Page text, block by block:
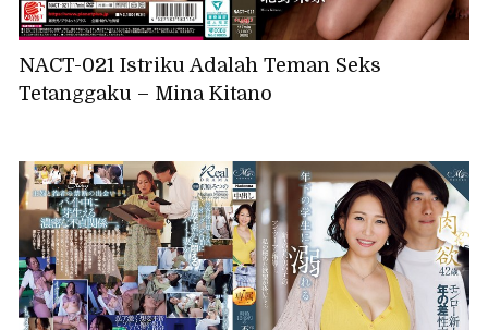
NACT-021 Istriku Adalah Teman Seks
Tetanggaku – Mina Kitano